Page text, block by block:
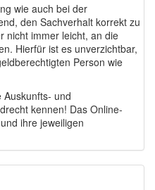
wie auch bei der
den Sachverhalt korrekt zu
nicht immer leicht, an die
Hierfür ist es unverzichtbar,
Person wie
Auskunfts- und
kennen! Das Online-
ihre jeweiligen